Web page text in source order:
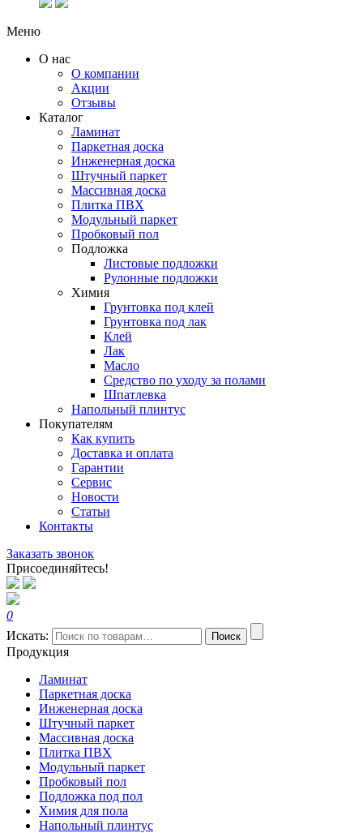
Меню
О нас
О компании
Акции
Отзывы
Каталог
Ламинат
Паркетная доска
Инженерная доска
Штучный паркет
Массивная доска
Плитка ПВХ
Модульный паркет
Пробковый пол
Подложка
Листовые подложки
Рулонные подложки
Химия
Грунтовка под клей
Грунтовка под лак
Клей
Лак
Масло
Средство по уходу за полами
Шпатлевка
Напольный плинтус
Покупателям
Как купить
Доставка и оплата
Гарантии
Сервис
Новости
Статьи
Контакты
Заказать звонок
Присоединяйтесь!
0
Искать:
Поиск
Продукция
Ламинат
Паркетная доска
Инженерная доска
Штучный паркет
Массивная доска
Плитка ПВХ
Модульный паркет
Пробковый пол
Подложка под пол
Химия для пола
Напольный плинтус